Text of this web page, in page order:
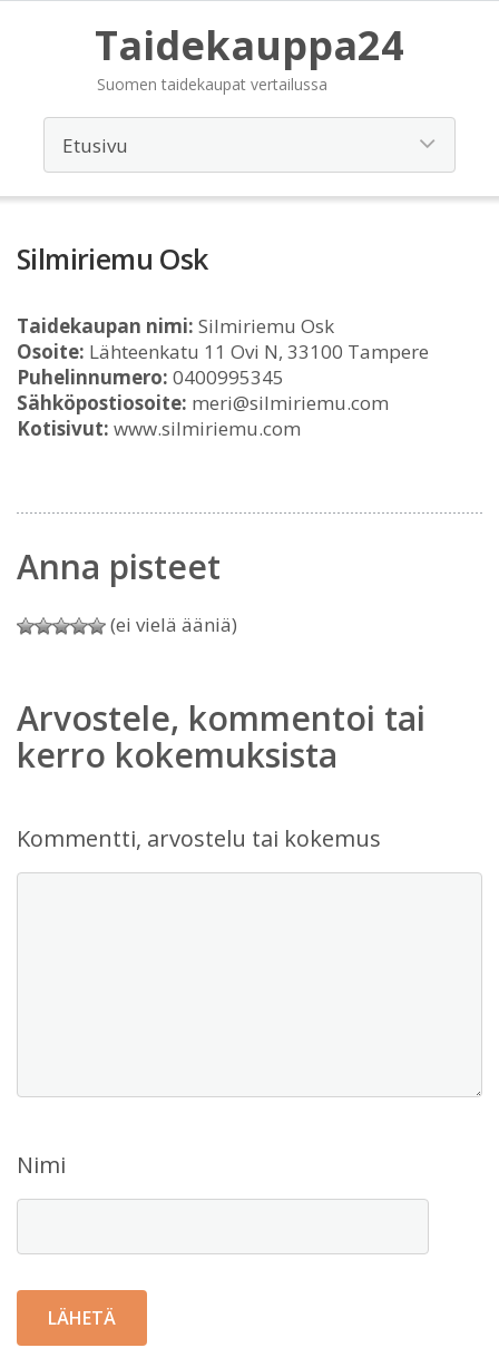
Taidekauppa24
Suomen taidekaupat vertailussa
Silmiriemu Osk
Taidekaupan nimi: Silmiriemu Osk
Osoite: Lähteenkatu 11 Ovi N, 33100 Tampere
Puhelinnumero: 0400995345
Sähköpostiosoite: meri@silmiriemu.com
Kotisivut: www.silmiriemu.com
Anna pisteet
(ei vielä ääniä)
Arvostele, kommentoi tai
kerro kokemuksista
Kommentti, arvostelu tai kokemus
Nimi